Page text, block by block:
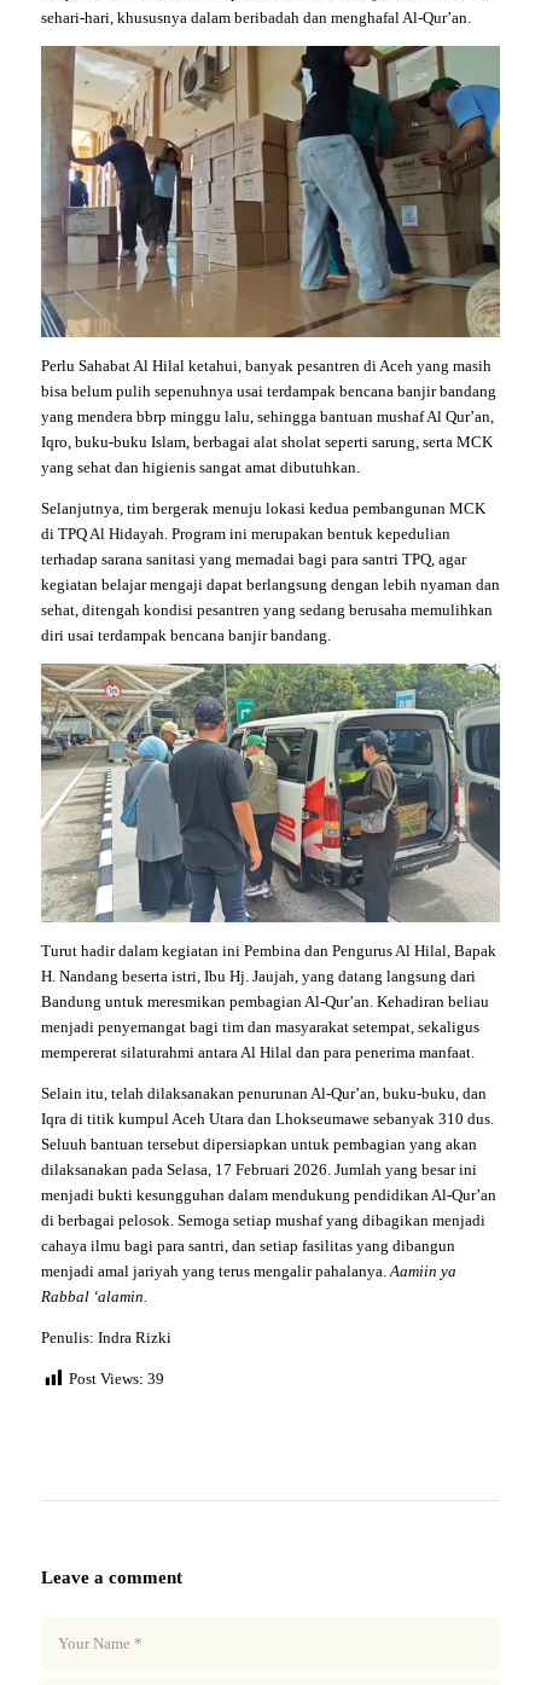
sehari-hari, khususnya dalam beribadah dan menghafal Al-Qur’an.
Perlu Sahabat Al Hilal ketahui, banyak pesantren di Aceh yang masih
bisa belum pulih sepenuhnya usai terdampak bencana banjir bandang
yang mendera bbrp minggu lalu, sehingga bantuan mushaf Al Qur’an,
Iqro, buku-buku Islam, berbagai alat sholat seperti sarung, serta MCK
yang sehat dan higienis sangat amat dibutuhkan.
Selanjutnya, tim bergerak menuju lokasi kedua pembangunan MCK
di TPQ Al Hidayah. Program ini merupakan bentuk kepedulian
terhadap sarana sanitasi yang memadai bagi para santri TPQ, agar
kegiatan belajar mengaji dapat berlangsung dengan lebih nyaman dan
sehat, ditengah kondisi pesantren yang sedang berusaha memulihkan
diri usai terdampak bencana banjir bandang.
Turut hadir dalam kegiatan ini Pembina dan Pengurus Al Hilal, Bapak
H. Nandang beserta istri, Ibu Hj. Jaujah, yang datang langsung dari
Bandung untuk meresmikan pembagian Al-Qur’an. Kehadiran beliau
menjadi penyemangat bagi tim dan masyarakat setempat, sekaligus
mempererat silaturahmi antara Al Hilal dan para penerima manfaat.
Selain itu, telah dilaksanakan penurunan Al-Qur’an, buku-buku, dan
Iqra di titik kumpul Aceh Utara dan Lhokseumawe sebanyak 310 dus.
Seluuh bantuan tersebut dipersiapkan untuk pembagian yang akan
dilaksanakan pada Selasa, 17 Februari 2026. Jumlah yang besar ini
menjadi bukti kesungguhan dalam mendukung pendidikan Al-Qur’an
di berbagai pelosok. Semoga setiap mushaf yang dibagikan menjadi
cahaya ilmu bagi para santri, dan setiap fasilitas yang dibangun
menjadi amal jariyah yang terus mengalir pahalanya.Aamiin ya
Rabbal ‘alamin.
Penulis: Indra Rizki
Post Views: 39
Leave a comment